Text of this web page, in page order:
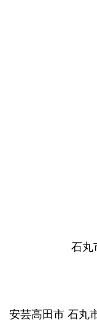
石丸
安芸高田市 石丸